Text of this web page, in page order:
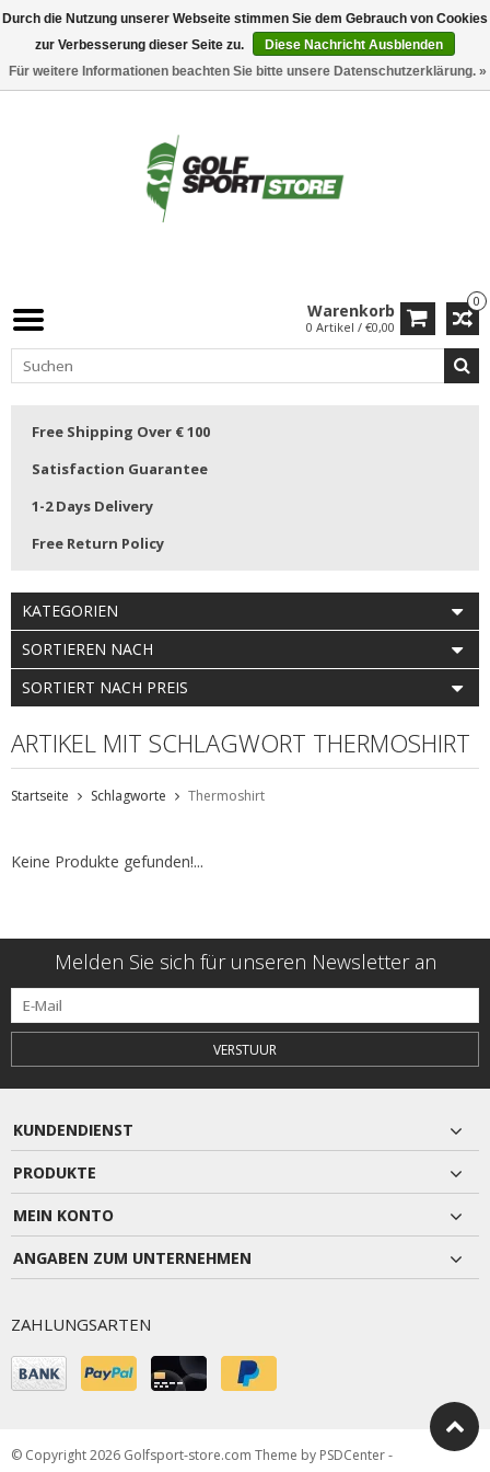
0
Warenkorb
0 Artikel / €0,00
Free Shipping Over € 100
Satisfaction Guarantee
1-2 Days Delivery
Free Return Policy
KATEGORIEN
SORTIEREN NACH
SORTIERT NACH PREIS
ARTIKEL MIT SCHLAGWORT THERMOSHIRT
Startseite Schlagworte Thermoshirt
Keine Produkte gefunden!...
Melden Sie sich für unseren Newsletter an
VERSTUUR
KUNDENDIENST
PRODUKTE
MEIN KONTO
ANGABEN ZUM UNTERNEHMEN
ZAHLUNGSARTEN
© Copyright 2026 Golfsport-store.com Theme by PSDCenter-
Durch die Nutzung unserer Webseite stimmen Sie dem Gebrauch von Cookies
zur Verbesserung dieser Seite zu.
Diese Nachricht Ausblenden
Für weitere Informationen beachten Sie bitte unsere Datenschutzerklärung. »